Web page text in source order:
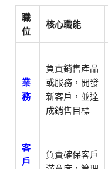
職
位
核心職能
業
務
負責銷售產品
或服務，開發
新客戶，並達
成銷售目標
客
戶
負責確保客戶